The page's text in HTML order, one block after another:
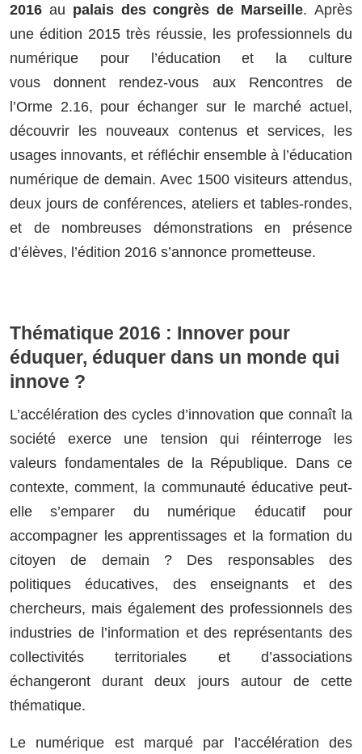
2016 au palais des congrès de Marseille.Après
une édition 2015 très réussie, les professionnels du
numérique pour l’éducation et la culture
vousdonnent rendez-vous aux Rencontres de
l’Orme 2.16, pour échanger sur le marché actuel,
découvrir les nouveaux contenus et services, les
usages innovants, et réfléchir ensemble à l’éducation
numérique de demain. Avec 1500 visiteurs attendus,
deux jours de conférences, ateliers et tables-rondes,
et de nombreuses démonstrations en présence
d’élèves, l’édition 2016 s’annonce prometteuse.
Thématique 2016 : Innover pour
éduquer, éduquer dans un monde qui
innove ?
L’accélération des cycles d’innovation que connaît la
société exerce une tension qui réinterroge les
valeurs fondamentales de la République. Dans ce
contexte, comment, la communauté éducative peut-
elle s’emparer du numérique éducatif pour
accompagner les apprentissages et la formation du
citoyen de demain ? Des responsables des
politiques éducatives, des enseignants et des
chercheurs, mais également des professionnels des
industries de l’information et des représentants des
collectivités territoriales et d’associations
échangeront durant deux jours autour de cette
thématique.
Le numérique est marqué par l’accélération des